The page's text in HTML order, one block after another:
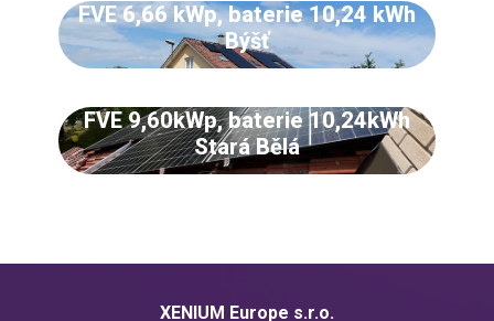
FVE 6,66 kWp, baterie 10,24 kWh
Býšť
FVE 9,60kWp, baterie 10,24kWh
Stará Bělá
XENIUM Europe s.r.o.